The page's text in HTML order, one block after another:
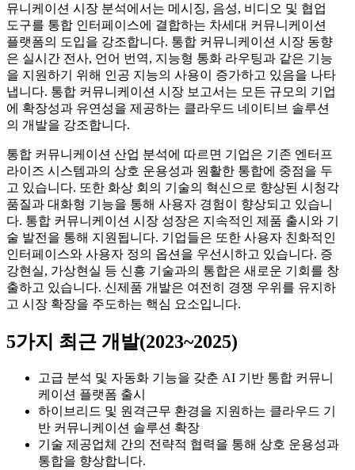
뮤니케이션 시장 분석에서는 메시징, 음성, 비디오 및 협업
도구를 통합 인터페이스에 결합하는 차세대 커뮤니케이션
플랫폼의 도입을 강조합니다. 통합 커뮤니케이션 시장 동향
은 실시간 전사, 언어 번역, 지능형 통화 라우팅과 같은 기능
을 지원하기 위해 인공 지능의 사용이 증가하고 있음을 나타
냅니다. 통합 커뮤니케이션 시장 보고서는 모든 규모의 기업
에 확장성과 유연성을 제공하는 클라우드 네이티브 솔루션
의 개발을 강조합니다.
통합 커뮤니케이션 산업 분석에 따르면 기업은 기존 엔터프
라이즈 시스템과의 상호 운용성과 원활한 통합에 중점을 두
고 있습니다. 또한 화상 회의 기술의 혁신으로 향상된 시청각
품질과 대화형 기능을 통해 사용자 경험이 향상되고 있습니
다. 통합 커뮤니케이션 시장 성장은 지속적인 제품 출시와 기
술 발전을 통해 지원됩니다. 기업들은 또한 사용자 친화적인
인터페이스와 사용자 정의 옵션을 우선시하고 있습니다. 증
강현실, 가상현실 등 신흥 기술과의 통합은 새로운 기회를 창
출하고 있습니다. 신제품 개발은 여전히 ​​경쟁 우위를 유지하
고 시장 확장을 주도하는 핵심 요소입니다.
5가지 최근 개발(2023~2025)
고급 분석 및 자동화 기능을 갖춘 AI 기반 통합 커뮤니
케이션 플랫폼 출시
하이브리드 및 원격근무 환경을 지원하는 클라우드 기
반 커뮤니케이션 솔루션 확장
기술 제공업체 간의 전략적 협력을 통해 상호 운용성과
통합을 향상합니다.